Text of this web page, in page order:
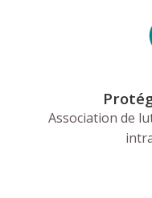
Association de